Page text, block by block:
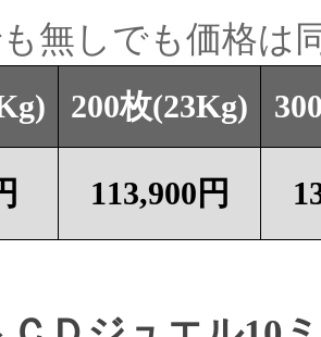
無しでも価格は
200枚(23Kg)
113,900円